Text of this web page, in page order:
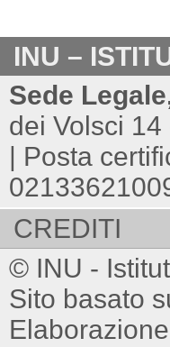
INU –
Sede
dei Volsci
| Posta
CREDITI
© INU -
Sito basato